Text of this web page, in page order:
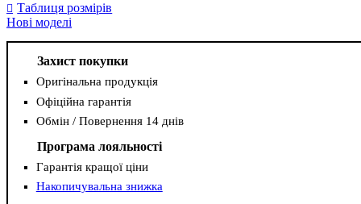
Таблиця розмірів
Нові моделі
Захист покупки
Оригінальна продукція
Офіційна гарантія
Обмін / Повернення 14 днів
Програма лояльності
Гарантія кращої ціни
Накопичувальна знижка